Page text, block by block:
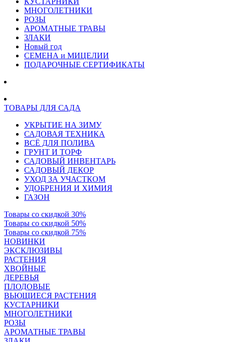
МНОГОЛЕТНИКИ
РОЗЫ
АРОМАТНЫЕ ТРАВЫ
ЗЛАКИ
Новый год
СЕМЕНА и МИЦЕЛИИ
ПОДАРОЧНЫЕ СЕРТИФИКАТЫ
ТОВАРЫ ДЛЯ САДА
УКРЫТИЕ НА ЗИМУ
САДОВАЯ ТЕХНИКА
ВСЁ ДЛЯ ПОЛИВА
ГРУНТ И ТОРФ
САДОВЫЙ ИНВЕНТАРЬ
САДОВЫЙ ДЕКОР
УХОД ЗА УЧАСТКОМ
УДОБРЕНИЯ И ХИМИЯ
ГАЗОН
Товары со скидкой 30%
Товары со скидкой 50%
Товары со скидкой 75%
НОВИНКИ
ЭКСКЛЮЗИВЫ
РАСТЕНИЯ
ХВОЙНЫЕ
ДЕРЕВЬЯ
ПЛОДОВЫЕ
ВЬЮЩИЕСЯ РАСТЕНИЯ
КУСТАРНИКИ
МНОГОЛЕТНИКИ
РОЗЫ
АРОМАТНЫЕ ТРАВЫ